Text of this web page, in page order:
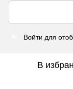
Войти для
В